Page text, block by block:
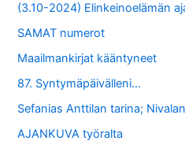
(3.10-2024) Elinkeinoelämän
SAMAT numerot
Maailmankirjat kääntyneet
87. Syntymäpäivälleni…
Sefanias Anttilan tarina;
AJANKUVA työralta